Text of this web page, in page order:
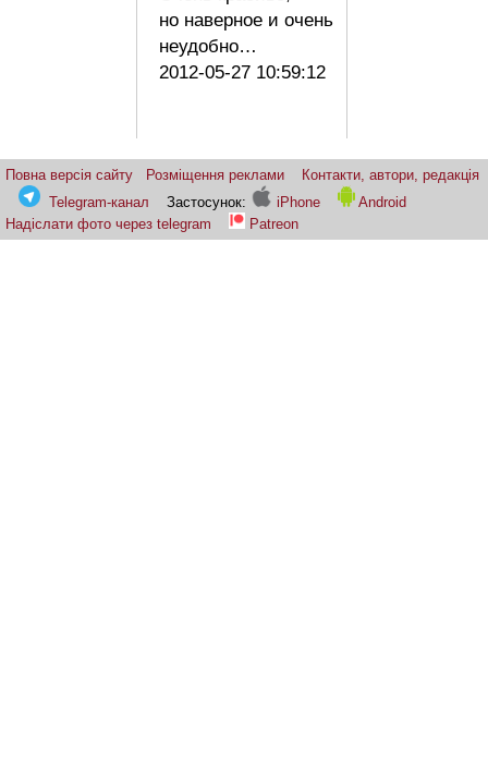
но наверное и очень
неудобно…
2012-05-27 10:59:12
Повна версія сайту Розміщення реклами
Контакти, автори, редакція
Telegram-канал
Застосунок: iPhone
Android
Надіслати фото через telegram
Patreon